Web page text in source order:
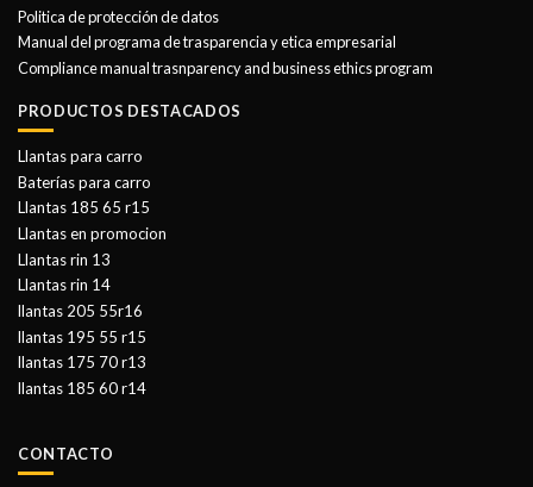
Politica de protección de datos
Manual del programa de trasparencia y etica empresarial
Compliance manual trasnparency and business ethics program
PRODUCTOS DESTACADOS
Llantas para carro
Baterías para carro
Llantas 185 65 r15
Llantas en promocion
Llantas rin 13
Llantas rin 14
llantas 205 55r16
llantas 195 55 r15
llantas 175 70 r13
llantas 185 60 r14
CONTACTO